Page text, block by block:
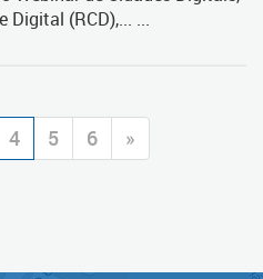
Digital (RCD),... ...
4 5 6 »